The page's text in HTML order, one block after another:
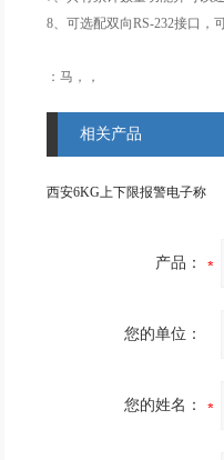
8、可选配双向RS-232接口，
：马，，
相关产品
西安6KG上下限报警电子称
产品：
您的单位：
您的姓名：